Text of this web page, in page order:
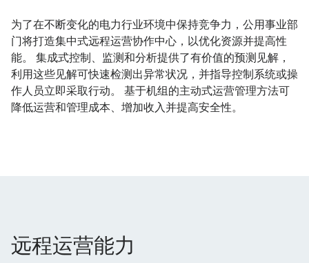
为了在不断变化的电力行业环境中保持竞争力，公用事业部
门将打造集中式远程运营协作中心，以优化资源并提高性
能。 集成式控制、监测和分析提供了有价值的预测见解，
利用这些见解可快速检测出异常状况，并指导控制系统或操
作人员立即采取行动。 基于机组的主动式运营管理方法可
降低运营和管理成本、增加收入并提高安全性。
远程运营能力